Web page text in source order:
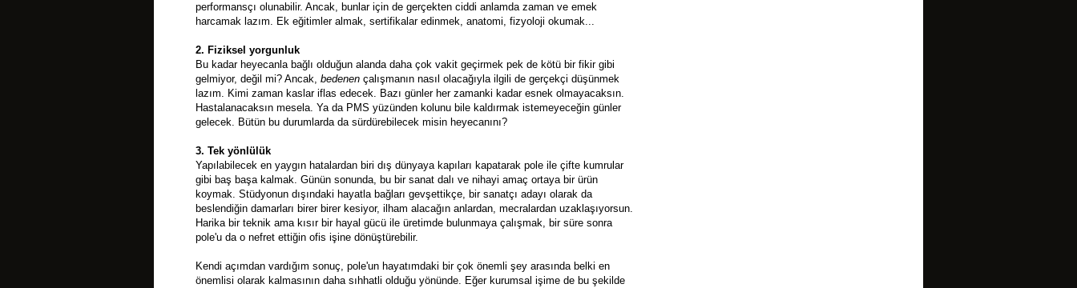
performansçı olunabilir. Ancak, bunlar için de gerçekten ciddi anlamda zaman ve emek
harcamak lazım. Ek eğitimler almak, sertifikalar edinmek, anatomi, fizyoloji okumak...
2. Fiziksel yorgunluk
Bu kadar heyecanla bağlı olduğun alanda daha çok vakit geçirmek pek de kötü bir fikir gibi
gelmiyor, değil mi? Ancak, bedenen çalışmanın nasıl olacağıyla ilgili de gerçekçi düşünmek
lazım. Kimi zaman kaslar iflas edecek. Bazı günler her zamanki kadar esnek olmayacaksın.
Hastalanacaksın mesela. Ya da PMS yüzünden kolunu bile kaldırmak istemeyeceğin günler
gelecek. Bütün bu durumlarda da sürdürebilecek misin heyecanını?
3. Tek yönlülük
Yapılabilecek en yaygın hatalardan biri dış dünyaya kapıları kapatarak pole ile çifte kumrular
gibi baş başa kalmak. Günün sonunda, bu bir sanat dalı ve nihayi amaç ortaya bir ürün
koymak. Stüdyonun dışındaki hayatla bağları gevşettikçe, bir sanatçı adayı olarak da
beslendiğin damarları birer birer kesiyor, ilham alacağın anlardan, mecralardan uzaklaşıyorsun.
Harika bir teknik ama kısır bir hayal gücü ile üretimde bulunmaya çalışmak, bir süre sonra
pole'u da o nefret ettiğin ofis işine dönüştürebilir.
Kendi açımdan vardığım sonuç, pole'un hayatımdaki bir çok önemli şey arasında belki en
önemlisi olarak kalmasının daha sıhhatli olduğu yönünde. Eğer kurumsal işime de bu şekilde